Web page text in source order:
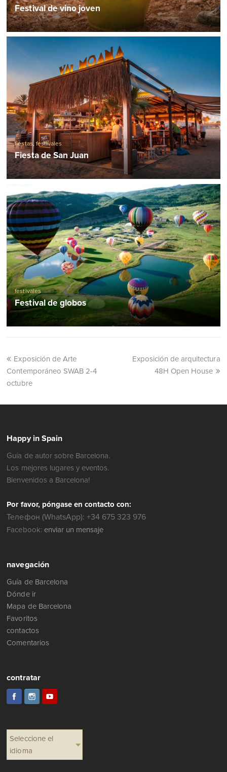
Festival de vino joven
fiestas, festivales
Fiesta de San Juan
festivales
Festival de globos
Exposición de Arte
Contemporáneo SWAB 2-4
octubre
Exposición de arquitectura
48H Open House
Happy in Spain
Guía de autor sobre Barcelona.
Los mejores lugares y eventos.
Bienvenidos a Barcelona!
Por favor, póngase en contacto con:
Телефон (WhatsApp): +34 675 323 976
Facebook: enviar un mensaje
navegación
Guía de Barcelona
Dónde ir
Mapa de Barcelona
Favoritos
contactos
Comentarios
contratar
Seleccione el
idioma